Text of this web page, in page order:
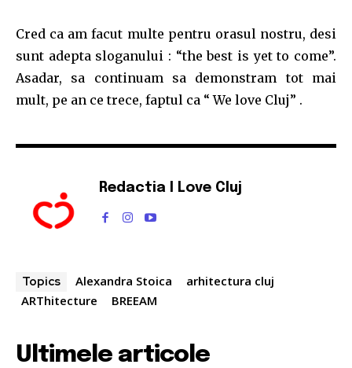
Cred ca am facut multe pentru orasul nostru, desi
sunt adepta sloganului : “the best is yet to come”.
Asadar, sa continuam sa demonstram tot mai
mult, pe an ce trece, faptul ca “ We love Cluj” .
Redactia I Love Cluj
Topics Alexandra Stoica
arhitectura cluj
ARThitecture
BREEAM
Ultimele articole